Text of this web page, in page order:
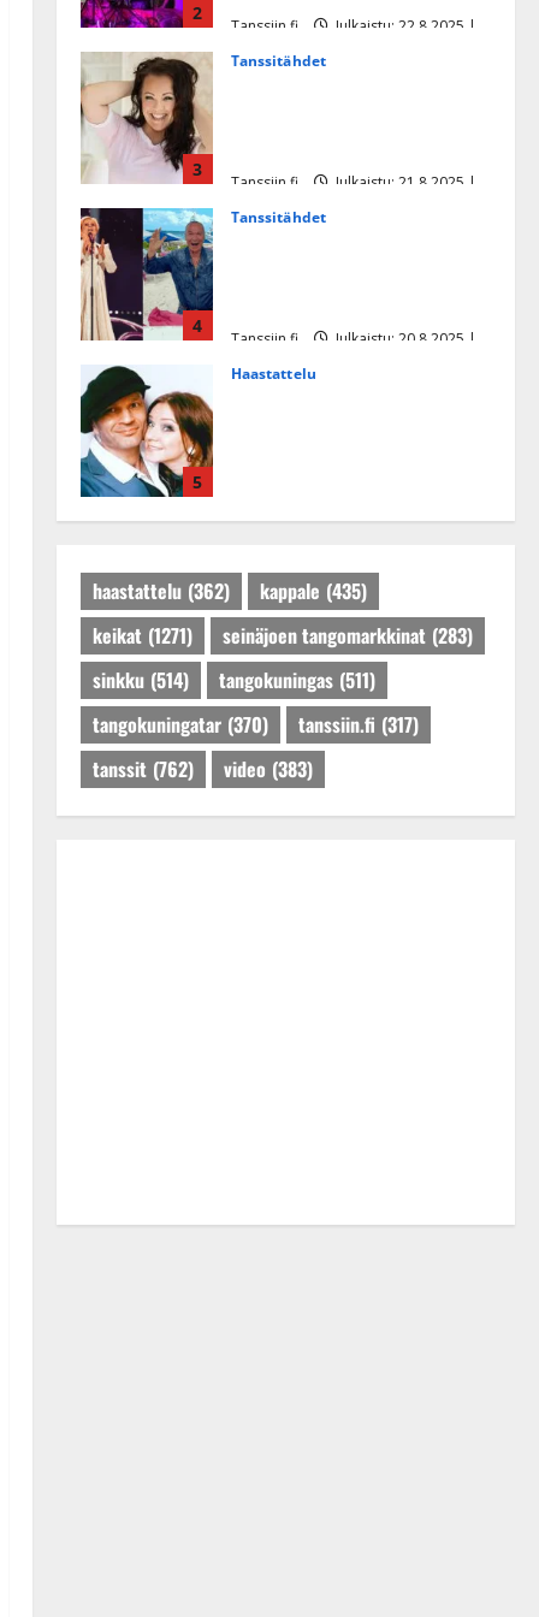
2
Tanssiin.fi
Julkaistu: 22.8.2025 |
3
Tanssitähdet
Tanssiin.fi
Julkaistu: 21.8.2025 |
4
Tanssitähdet
Tanssiin.fi
Julkaistu: 20.8.2025 |
5
Haastattelu
Tanssiin.fi
Julkaistu: 27.4.2025 |
haastattelu (362) kappale (435)
keikat (1271) seinäjoen tangomarkkinat (283)
sinkku (514) tangokuningas (511)
tangokuningatar (370) tanssiin.fi (317)
tanssit (762) video (383)